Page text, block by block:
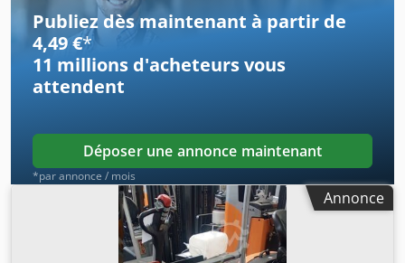
Publiez dès maintenant à partir de
4,49 €*
11 millions d'acheteursvous
attendent
Déposer une annonce maintenant
*par annonce / mois
Annonce